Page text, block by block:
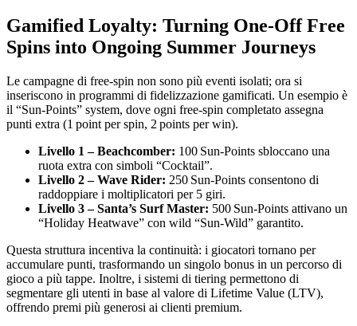
Gamified Loyalty: Turning One‑Off Free
Spins into Ongoing Summer Journeys
Le campagne di free‑spin non sono più eventi isolati; ora si
inseriscono in programmi di fidelizzazione gamificati. Un esempio è
il “Sun‑Points” system, dove ogni free‑spin completato assegna
punti extra (1 point per spin, 2 points per win).
Livello 1 – Beachcomber: 100 Sun‑Points sbloccano una
ruota extra con simboli “Cocktail”.
Livello 2 – Wave Rider: 250 Sun‑Points consentono di
raddoppiare i moltiplicatori per 5 giri.
Livello 3 – Santa’s Surf Master: 500 Sun‑Points attivano un
“Holiday Heatwave” con wild “Sun‑Wild” garantito.
Questa struttura incentiva la continuità: i giocatori tornano per
accumulare punti, trasformando un singolo bonus in un percorso di
gioco a più tappe. Inoltre, i sistemi di tiering permettono di
segmentare gli utenti in base al valore di Lifetime Value (LTV),
offrendo premi più generosi ai clienti premium.